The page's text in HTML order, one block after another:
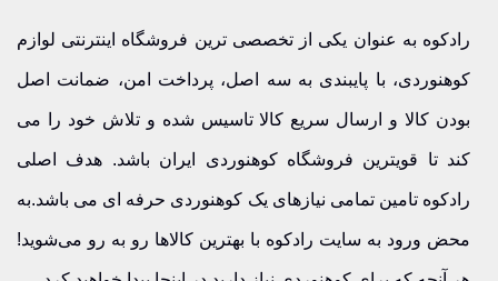
رادکوه به عنوان یکی از تخصصی ترین فروشگاه اینترنتی لوازم
کوهنوردی، با پایبندی به سه اصل، پرداخت امن، ضمانت اصل
بودن کالا و ارسال سریع کالا تاسیس شده و تلاش خود را می
کند تا قویترین فروشگاه کوهنوردی ایران باشد. هدف اصلی
رادکوه تامین تمامی نیازهای یک کوهنوردی حرفه ای می باشد.به
محض ورود به سایت رادکوه با بهترین کالاها رو به رو می‌شوید!